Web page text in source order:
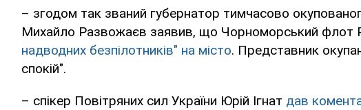
– згодом так званий губернатор тимчасово
Михайло Развожаєв заявив, що Чорноморський флот
надводних безпілотників" на місто. Представник
спокій".
– спікер Повітряних сил України Юрій Ігнат дав